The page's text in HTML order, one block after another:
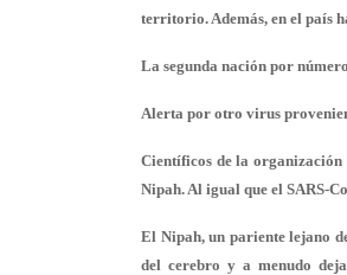
territorio. Además, en el país
La segunda nación por
Alerta por otro virus
Científicos de la
Nipah. Al igual que el SARS-
El Nipah, un pariente lejano
del cerebro y a menudo